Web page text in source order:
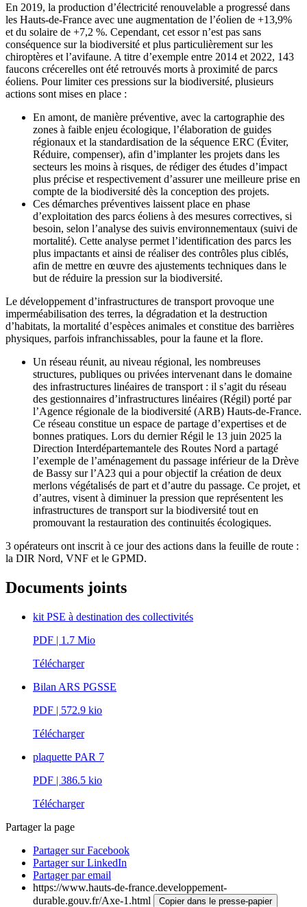
En 2019, la production d’électricité renouvelable a progressé dans
les Hauts-de-France avec une augmentation de l’éolien de +13,9%
et du solaire de +7,2 %. Cependant, cet essor n’est pas sans
conséquence sur la biodiversité et plus particulièrement sur les
chiroptères et l’avifaune. A titre d’exemple entre 2014 et 2022, 143
faucons crécerelles ont été retrouvés morts à proximité de parcs
éoliens. Pour limiter ces pressions sur la biodiversité, plusieurs
actions sont mises en place :
En amont, de manière préventive, avec la cartographie des
zones à faible enjeu écologique, l’élaboration de guides
régionaux et la standardisation de la séquence ERC (Éviter,
Réduire, compenser), afin d’implanter les projets dans les
secteurs les moins à risques, de rédiger des études d’impact
plus précise et respectivement d’assurer une meilleure prise en
compte de la biodiversité dès la conception des projets.
Ces démarches préventives laissent place en phase
d’exploitation des parcs éoliens à des mesures correctives, si
besoin, selon l’analyse des suivis environnementaux (suivi de
mortalité). Cette analyse permet l’identification des parcs les
plus impactants et ainsi de réaliser des contrôles plus ciblés,
afin de mettre en œuvre des ajustements techniques dans le
but de réduire la pression sur la biodiversité.
Le développement d’infrastructures de transport provoque une
imperméabilisation des terres, la dégradation et la destruction
d’habitats, la mortalité d’espèces animales et constitue des barrières
physiques, parfois infranchissables, pour la faune et la flore.
Un réseau réunit, au niveau régional, les nombreuses
structures, publiques ou privées intervenant dans le domaine
des infrastructures linéaires de transport : il s’agit du réseau
des gestionnaires d’infrastructures linéaires (Régil) porté par
l’Agence régionale de la biodiversité (ARB) Hauts-de-France.
Ce réseau constitue un espace de partage d’expertises et de
bonnes pratiques. Lors du dernier Régil le 13 juin 2025 la
Direction Interdépartemantele des Routes Nord a partagé
l’exemple de l’aménagement du passage inférieur de la Drève
de Bassy sur l’A23 qui a pour objectif la création de deux
merlons végétalisés de part et d’autre du passage. Ce projet, et
d’autres, visent à diminuer la pression que représentent les
infrastructures de transport sur la biodiversité tout en
promouvant la restauration des continuités écologiques.
3 opérateurs ont inscrit à ce jour des actions dans la feuille de route :
la DIR Nord, VNF et le GPMD.
Documents joints
kit PSE à destination des collectivités
PDF | 1.7 Mio
Télécharger
Bilan ARS PGSSE
PDF | 572.9 kio
Télécharger
plaquette PAR 7
PDF | 386.5 kio
Télécharger
Partager la page
Partager sur Facebook
Partager sur LinkedIn
Partager par email
https://www.hauts-de-france.developpement-
durable.gouv.fr/Axe-1.html
Copier dans le presse-papier